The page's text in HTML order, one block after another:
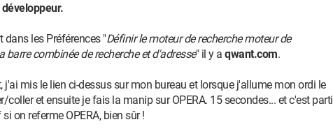
les Préférences "Définir le moteur de recherche moteur de
barre combinée de recherche et d'adresse" il y a qwant.com.
j'ai mis le lien ci-dessus sur mon bureau et lorsque j'allume mon ordi le
coller et ensuite je fais la manip sur OPERA. 15 secondes... et c'est parti
on referme OPERA, bien sûr !